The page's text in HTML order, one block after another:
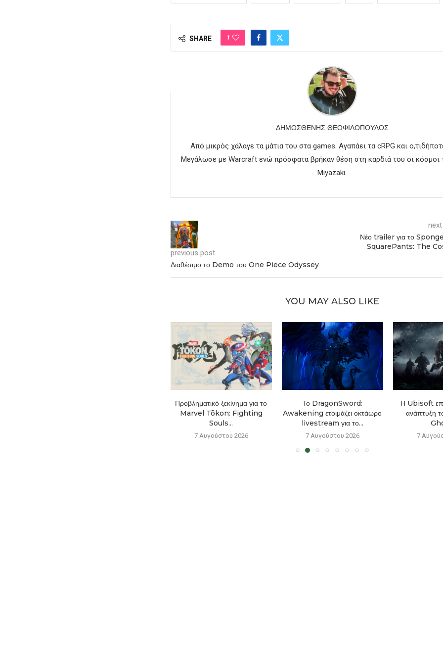
SHARE 1
ΔΗΜΟΣΘΈΝΗΣ ΘΕΟΦΙΛΌΠΟΥΛΟΣ
Από μικρός χάλαγε τα μάτια του στα games. Αγαπάει τα cRPG και
Μεγάλωσε με Warcraft ενώ πρόσφατα βρήκαν θέση στη καρδιά του οι κόσμοι
Miyazaki.
previous post
Διαθέσιμο το Demo του One Piece Odyssey
Νέο trailer για το
SquarePants: The
YOU MAY ALSO LIKE
Προβληματικό ξεκίνημα για το
Marvel Tōkon: Fighting
Souls...
7 Αυγούστου 2026
Το DragonSword:
Awakening ετοιμάζει οκτάωρο
livestream για το...
7 Αυγούστου 2026
Η Ubisoft
ανάπτυξη
7